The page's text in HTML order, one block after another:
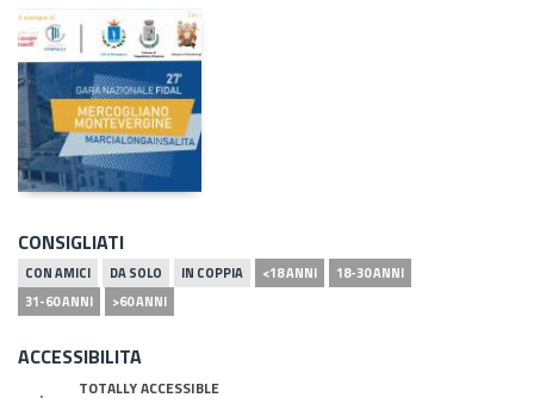
CONSIGLIATI
CON AMICI DA SOLO IN COPPIA <18 ANNI
18-30 ANNI
31-60 ANNI
>60 ANNI
ACCESSIBILITA
TOTALLY ACCESSIBLE